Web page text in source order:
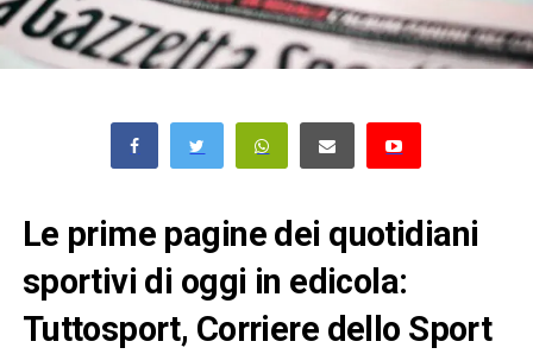
Le prime pagine dei quotidiani
sportivi di oggi in edicola:
Tuttosport, Corriere dello Sport